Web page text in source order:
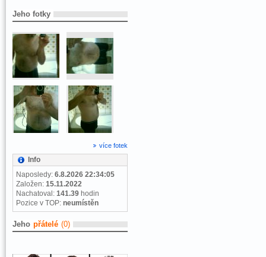
Jeho fotky
více fotek
Info
Naposledy: 6.8.2026 22:34:05
Založen: 15.11.2022
Nachatoval: 141.39 hodin
Pozice v TOP: neumístěn
Jeho přátelé (0)